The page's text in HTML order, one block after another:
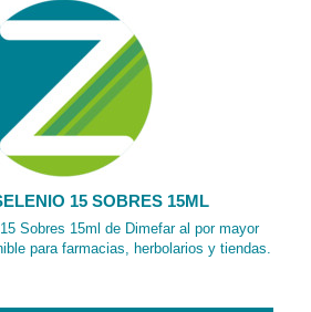
15 SOBRES 15ML
Sobres 15ml de Dimefar al por mayor
para farmacias, herbolarios y tiendas.